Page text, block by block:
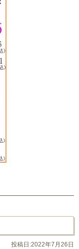
投稿日:2022年7月26日